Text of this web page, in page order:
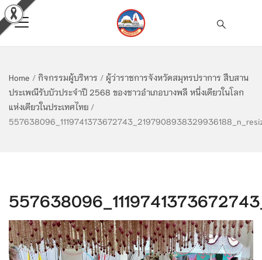
Home / กิจกรรมผู้บริหาร / ผู้ว่าราชการจังหวัดสมุทรปราการ สืบสาน
ประเพณีรับบัวประจำปี 2568 ของชาวอำเภอบางพลี หนึ่งเดียวในโลก
แห่งเดียวในประเทศไทย /